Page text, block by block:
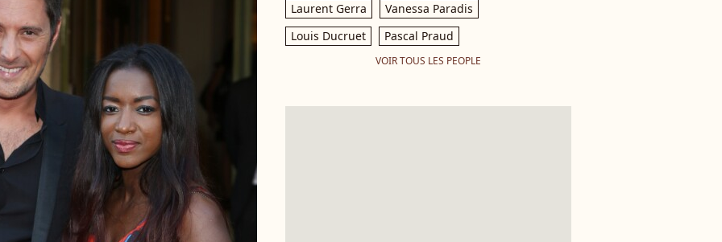
Laurent Gerra
Vanessa Paradis
Louis Ducruet
Pascal Praud
VOIR TOUS LES PEOPLE